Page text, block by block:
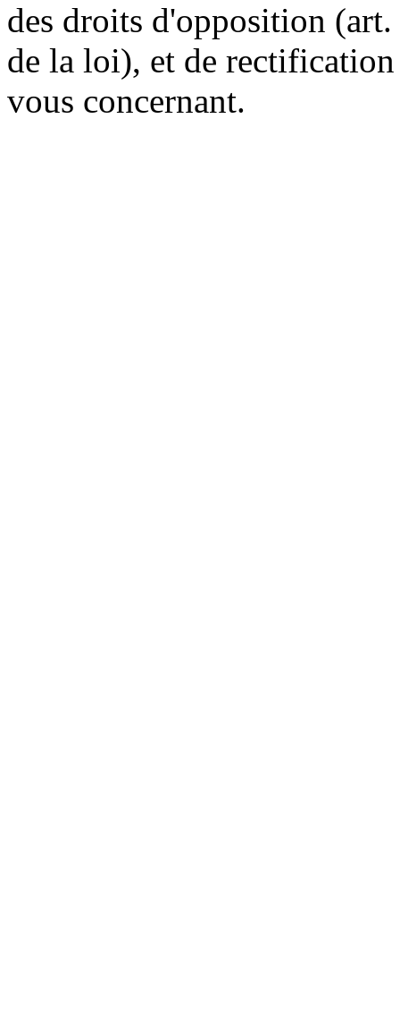
des droits d'opposition
de la loi), et de
vous concernant.